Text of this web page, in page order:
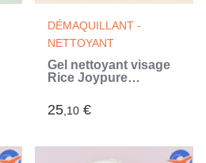
DÉMAQUILLANT -
NETTOYANT
Gel nettoyant visage
Rice Joypure
25,10 €